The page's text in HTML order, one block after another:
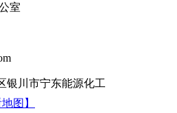
室
银川市宁东能源化工
图】